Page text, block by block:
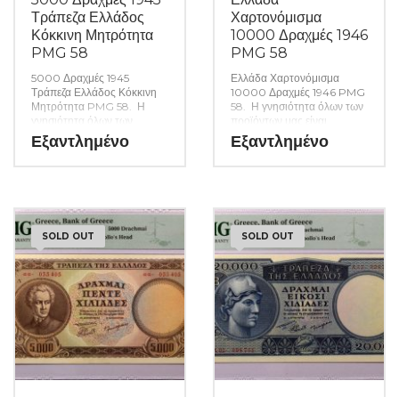
Τράπεζα Ελλάδος
Κόκκινη Μητρότητα
PMG 58
5000 Δραχμές 1945
Τράπεζα Ελλάδος Κόκκινη
Μητρότητα PMG 58. Η
γνησιότητα όλων των
προϊόντων μας είναι
εγγυημένη εφ όρου ζωής
υπάρχουν. (Κωδ. 9879)
Εξαντλημένο
Χαρτονόμισμα
10000 Δραχμές 1946
PMG 58
Ελλάδα Χαρτονόμισμα
10000 Δραχμές 1946 PMG
58. Η γνησιότητα όλων των
προϊόντων μας είναι
εγγυημένη εφ όρου ζωής
ενώ τυχόν ιδιαιτερότητες –
Εξαντλημένο
SOLD OUT SOLD OUT